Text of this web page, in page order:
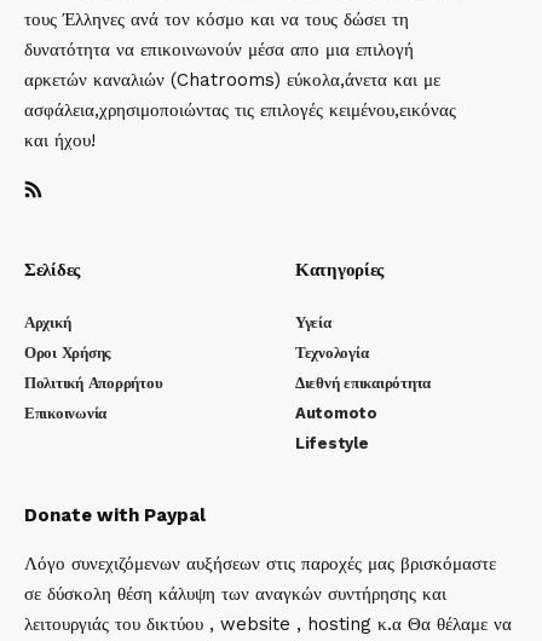
τους Έλληνες ανά τον κόσμο και να τους δώσει τη
δυνατότητα να επικοινωνούν μέσα απο μια επιλογή
αρκετών καναλιών (Chatrooms) εύκολα,άνετα και με
ασφάλεια,χρησιμοποιώντας τις επιλογές κειμένου,εικόνας
και ήχου!
Σελίδες
Αρχική
Οροι Χρήσης
Πολιτική Απορρήτου
Επικοινωνία
Κατηγορίες
Υγεία
Τεχνολογία
Διεθνή επικαιρότητα
Automoto
Lifestyle
Donate with Paypal
Λόγο συνεχιζόμενων αυξήσεων στις παροχές μας βρισκόμαστε
σε δύσκολη θέση κάλυψη των αναγκών συντήρησης και
λειτουργιάς του δικτύου , website , hosting κ.α Θα θέλαμε να